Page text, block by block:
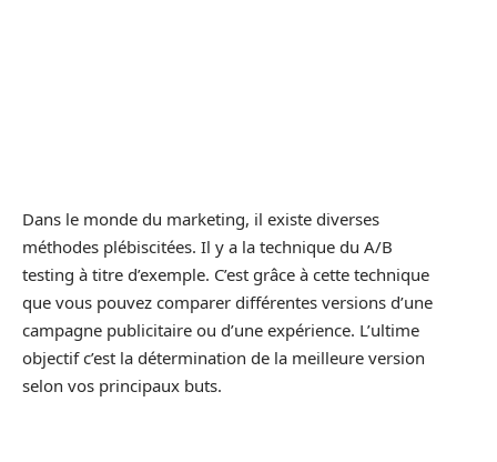
Dans le monde du marketing, il existe diverses
méthodes plébiscitées. Il y a la technique du A/B
testing à titre d’exemple. C’est grâce à cette technique
que vous pouvez comparer différentes versions d’une
campagne publicitaire ou d’une expérience. L’ultime
objectif c’est la détermination de la meilleure version
selon vos principaux buts.